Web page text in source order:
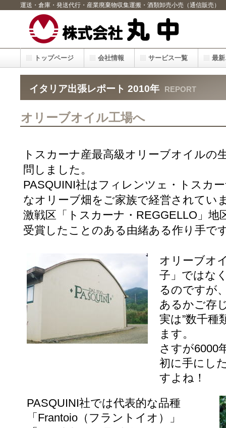
運送・倉庫・発送代行・産業廃棄物収集運搬・酒類卸売小売（通信販売）
イタリア出張レポート 2010年 REPORT
オリーブオイル工場へ
トスカーナ産最高級オリーブオイルの
問しました。
PASQUINI社はフィレンツェ・トスカ
なオリーブ畑をご家族で経営されてい
激戦区「トスカーナ・REGGELLO」
受賞したことのある由緒ある作り手で
オリーブオ
子」ではな
るのですが
あるかご存
実は”数千種
ます。
さすが6000
初に手にし
すよね！
PASQUINI社では代表的な品種
「Frantoio（フラントイオ）」
トップページ 会社情報 サービス一覧 最